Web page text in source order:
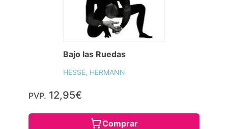
Bajo las Ruedas
HESSE, HERMANN
PVP. 12,95€
Comprar